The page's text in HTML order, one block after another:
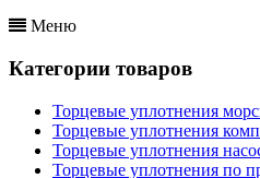
Меню
Категории товаров
Торцевые уплотнения
Торцевые уплотнения
Торцевые уплотнения
Торцевые уплотнения по